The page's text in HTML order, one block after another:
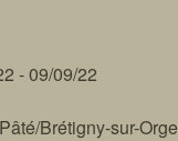
- 09/09/22
Brétigny-sur-Orge